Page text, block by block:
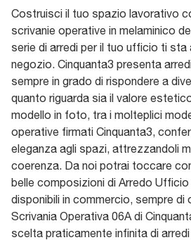
Costruisci il tuo spazio lavorativo
scrivanie operative in melaminico
serie di arredi per il tuo ufficio ti
negozio. Cinquanta3 presenta
sempre in grado di rispondere a
quanto riguarda sia il valore
modello in foto, tra i molteplici
operative firmati Cinquanta3,
eleganza agli spazi, attrezzandoli
coerenza. Da noi potrai toccare
belle composizioni di Arredo Ufficio
disponibili in commercio, sempre di
Scrivania Operativa 06A di
scelta praticamente infinita di